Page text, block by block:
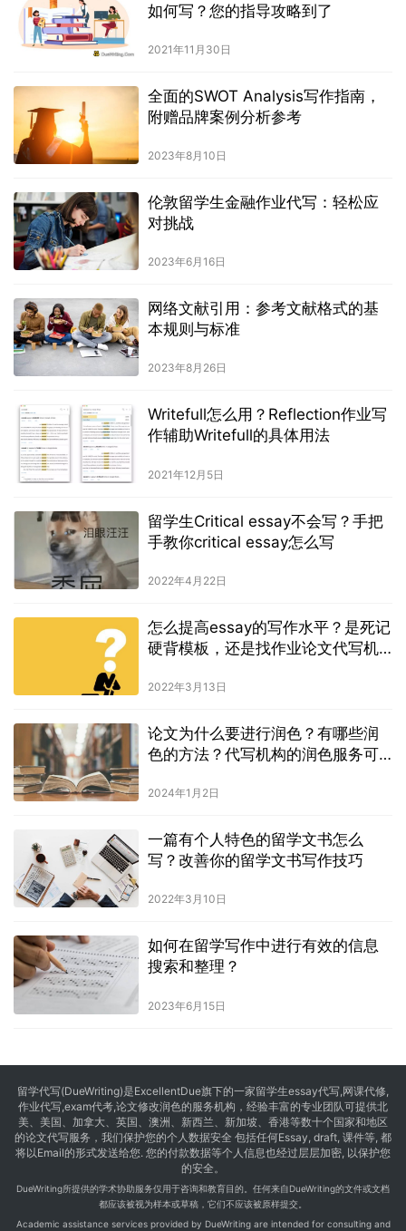
如何写？您的指导攻略到了
2021年11月30日
全面的SWOT Analysis写作指南，
附赠品牌案例分析参考
2023年8月10日
伦敦留学生金融作业代写：轻松应
对挑战
2023年6月16日
网络文献引用：参考文献格式的基
本规则与标准
2023年8月26日
Writefull怎么用？Reflection作业写
作辅助Writefull的具体用法
2021年12月5日
留学生Critical essay不会写？手把
手教你critical essay怎么写
2022年4月22日
怎么提高essay的写作水平？是死记
硬背模板，还是找作业论文代写机
2022年3月13日
论文为什么要进行润色？有哪些润
色的方法？代写机构的润色服务可
2024年1月2日
一篇有个人特色的留学文书怎么
写？改善你的留学文书写作技巧
2022年3月10日
如何在留学写作中进行有效的信息
搜索和整理？
2023年6月15日
留学代写(DueWriting)是ExcellentDue旗下的一家留学生essay代写,网课代修,
作业代写,exam代考,论文修改润色的服务机构，经验丰富的专业团队可提供北
美、美国、加拿大、英国、澳洲、新西兰、新加坡、香港等数十个国家和地区
的论文代写服务，我们保护您的个人数据安全 包括任何Essay, draft, 课件等, 都
将以Email的形式发送给您. 您的付款数据等个人信息也经过层层加密, 以保护您
的安全。
DueWriting所提供的学术协助服务仅用于咨询和教育目的。任何来自DueWriting的文件或文档
都应该被视为样本或草稿，它们不应该被原样提交。
Academic assistance services provided by DueWriting are intended for consulting and